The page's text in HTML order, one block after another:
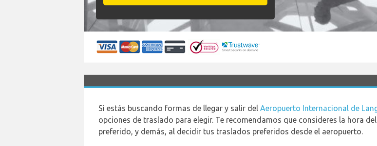
Si estás buscando formas de llegar y salir del Aeropuerto Internacional de
opciones de traslado para elegir. Te recomendamos que consideres la hora
preferido, y demás, al decidir tus traslados preferidos desde el aeropuerto.